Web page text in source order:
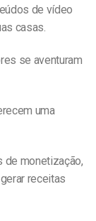
de vídeo
casas.
se aventuram
uma
monetização,
receitas